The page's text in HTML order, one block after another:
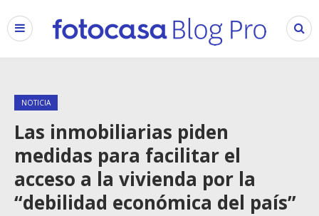
NOTICIA
Las inmobiliarias piden
medidas para facilitar el
acceso a la vivienda por la
“debilidad económica del país”